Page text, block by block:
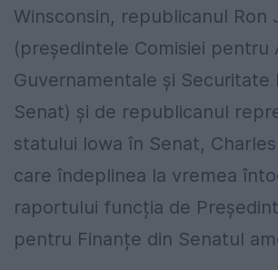
Winsconsin, republicanul Ron
(președintele Comisiei pentru
Guvernamentale și Securitate
Senat) și de republicanul
statului Iowa în Senat,
care îndeplinea la vremea
raportului funcția de
pentru Finanțe din Senatul